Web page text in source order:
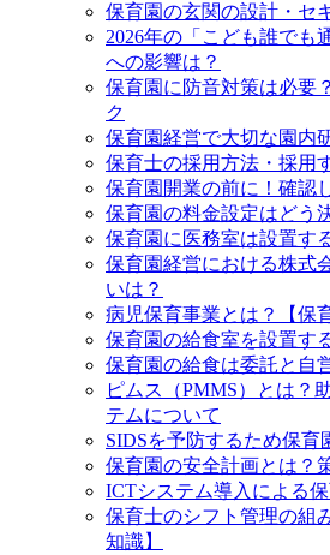
保育園の玄関の設計・セ
2026年の「こども誰でも
への影響は？
保育園に防音対策は必要
ク
保育園経営で大切な園内
保育士の採用方法・採用
保育園開業の前に！確認
保育園の料金設定はどう
保育園に医務室は設置す
保育園経営における株式
いは？
病児保育事業とは？【保
保育園の給食室を設置す
保育園の給食は委託と自
ピムス（PMMS）とは？
テムについて
SIDSを予防するため保育
保育園の安全計画とは？
ICTシステム導入による
保育士のシフト管理の組
知識】